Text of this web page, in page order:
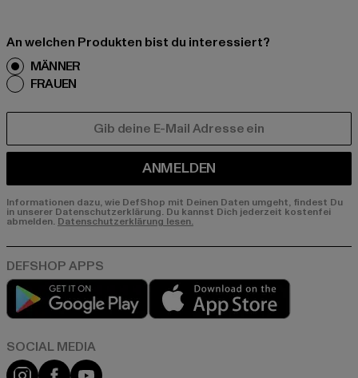
An welchen Produkten bist du interessiert?
MÄNNER
FRAUEN
ANMELDEN
Informationen dazu, wie DefShop mit Deinen Daten umgeht, findest Du
in unserer Datenschutzerklärung. Du kannst Dich jederzeit kostenfei
abmelden. Datenschutzerklärung lesen.
Play market
Instagram
FacebookYouTube